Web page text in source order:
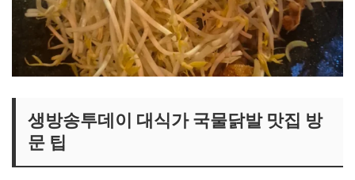
생방송투데이 대식가 국물닭발 맛집 방
문 팁